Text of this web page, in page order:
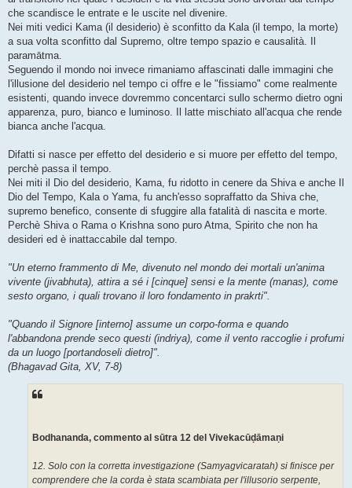
che scandisce le entrate e le uscite nel divenire.
Nei miti vedici Kama (il desiderio) è sconfitto da Kala (il tempo, la morte)
a sua volta sconfitto dal Supremo, oltre tempo spazio e causalità. Il
paramātma.
Seguendo il mondo noi invece rimaniamo affascinati dalle immagini che
l'illusione del desiderio nel tempo ci offre e le "fissiamo" come realmente
esistenti, quando invece dovremmo concentarci sullo schermo dietro ogni
apparenza, puro, bianco e luminoso. Il latte mischiato all'acqua che rende
bianca anche l'acqua.
Difatti si nasce per effetto del desiderio e si muore per effetto del tempo,
perchè passa il tempo.
Nei miti il Dio del desiderio, Kama, fu ridotto in cenere da Shiva e anche Il
Dio del Tempo, Kala o Yama, fu anch'esso sopraffatto da Shiva che,
supremo benefico, consente di sfuggire alla fatalità di nascita e morte.
Perchè Shiva o Rama o Krishna sono puro Atma, Spirito che non ha
desideri ed è inattaccabile dal tempo.
"Un eterno frammento di Me, divenuto nel mondo dei mortali un'anima
vivente (jivabhuta), attira a sé i [cinque] sensi e la mente (manas), come
sesto organo, i quali trovano il loro fondamento in prakrti".
"Quando il Signore [interno] assume un corpo-forma e quando
l'abbandona prende seco questi (indriya), come il vento raccoglie i profumi
da un luogo [portandoseli dietro]".
(Bhagavad Gita, XV, 7-8)
Bodhananda, commento al sūtra 12 del Vivekacūḍāmaṇi
12. Solo con la corretta investigazione (Samyagvicaratah) si finisce per
comprendere che la corda è stata scambiata per l'illusorio serpente,